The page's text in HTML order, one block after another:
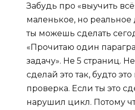
Забудь про «выучить
маленькое, но реальное
ты можешь сделать
«Прочитаю один
задачу». Не 5 страниц.
сделай это так, будто
проверка. Если ты это
нарушил цикл. Потому